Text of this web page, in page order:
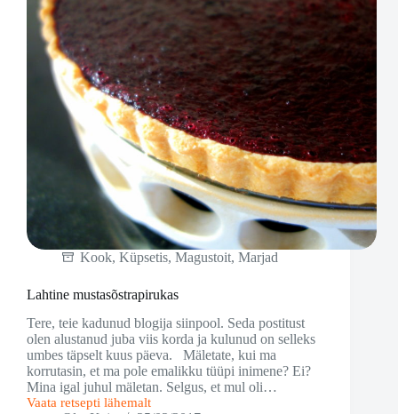
Kook, Küpsetis, Magustoit, Marjad
Lahtine mustasõstrapirukas
Tere, teie kadunud blogija siinpool. Seda postitust
olen alustanud juba viis korda ja kulunud on selleks
umbes täpselt kuus päeva. Mäletate, kui ma
korrutasin, et ma pole emalikku tüüpi inimene? Ei?
Mina igal juhul mäletan. Selgus, et mul oli…
Vaata retsepti lähemalt
Lahtine